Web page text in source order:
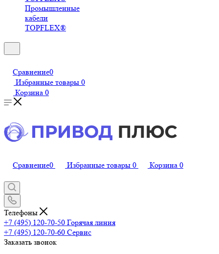
Промышленные
кабели
TOPFLEX®
Сравнение0
Избранные товары 0
Корзина 0
Сравнение0 Избранные товары 0 Корзина 0
Телефоны
+7 (495) 120-70-50 Горячая линия
+7 (495) 120-70-60 Сервис
Заказать звонок